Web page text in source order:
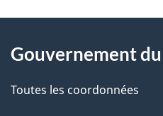
About
this
site
Gouvernement
Toutes les coordonnées